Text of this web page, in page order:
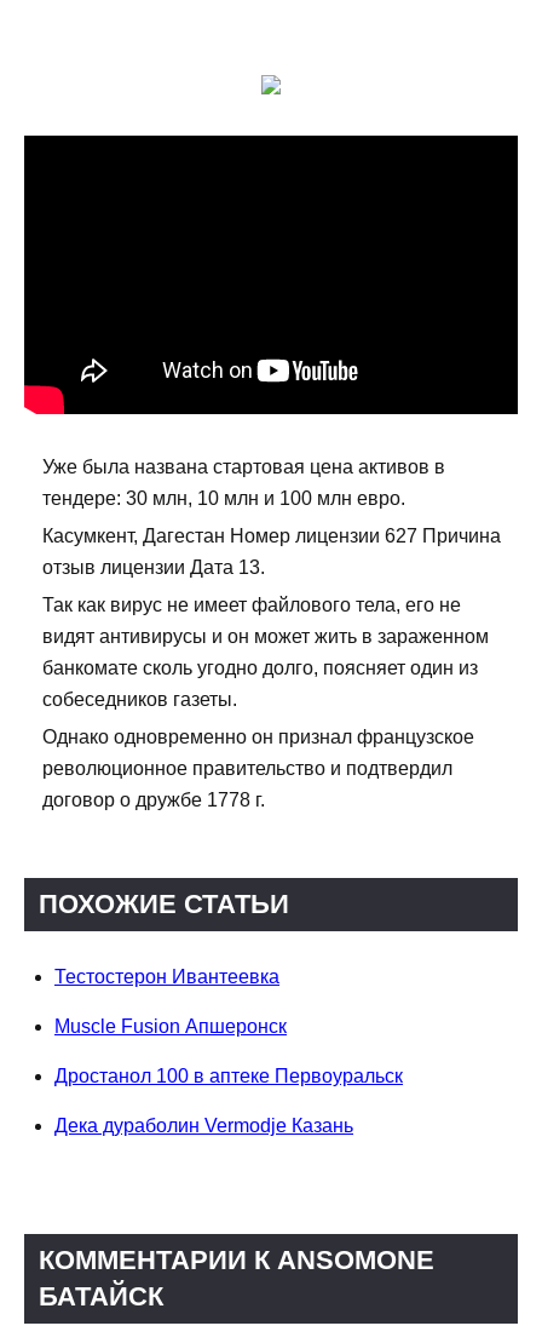
Уже была названа стартовая цена активов в
тендере: 30 млн, 10 млн и 100 млн евро.
Касумкент, Дагестан Номер лицензии 627 Причина
отзыв лицензии Дата 13.
Так как вирус не имеет файлового тела, его не
видят антивирусы и он может жить в зараженном
банкомате сколь угодно долго, поясняет один из
собеседников газеты.
Однако одновременно он признал французское
революционное правительство и подтвердил
договор о дружбе 1778 г.
ПОХОЖИЕ СТАТЬИ
Тестостерон Ивантеевка
Muscle Fusion Апшеронск
Дростанол 100 в аптеке Первоуральск
Дека дураболин Vermodje Казань
КОММЕНТАРИИ К ANSOMONE
БАТАЙСК